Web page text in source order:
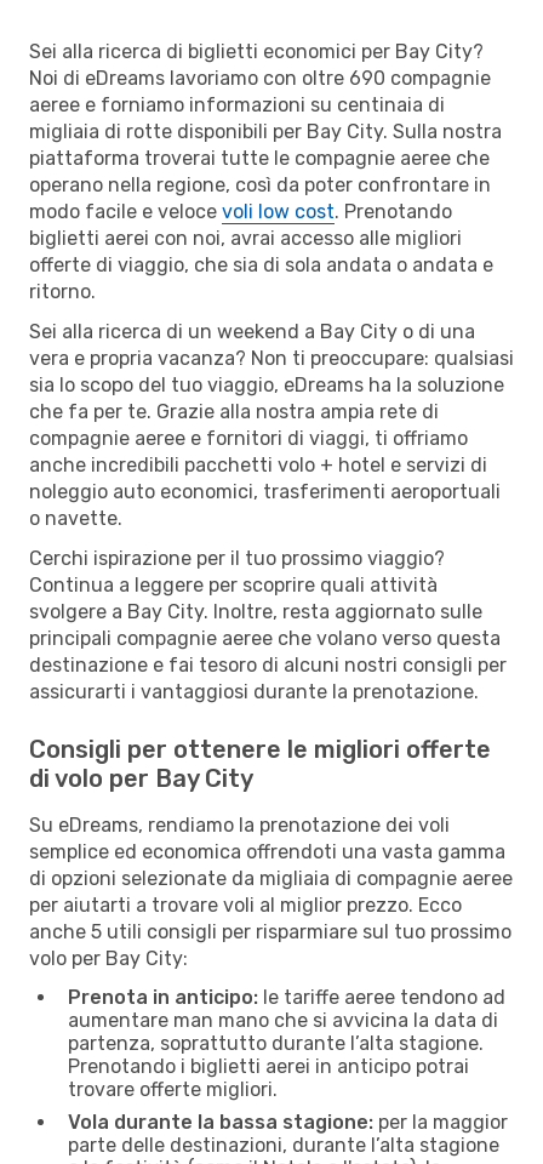
Sei alla ricerca di biglietti economici per Bay City?
Noi di eDreams lavoriamo con oltre 690 compagnie
aeree e forniamo informazioni su centinaia di
migliaia di rotte disponibili per Bay City. Sulla nostra
piattaforma troverai tutte le compagnie aeree che
operano nella regione, così da poter confrontare in
modo facile e veloce voli low cost. Prenotando
biglietti aerei con noi, avrai accesso alle migliori
offerte di viaggio, che sia di sola andata o andata e
ritorno.
Sei alla ricerca di un weekend a Bay City o di una
vera e propria vacanza? Non ti preoccupare: qualsiasi
sia lo scopo del tuo viaggio, eDreams ha la soluzione
che fa per te. Grazie alla nostra ampia rete di
compagnie aeree e fornitori di viaggi, ti offriamo
anche incredibili pacchetti volo + hotel e servizi di
noleggio auto economici, trasferimenti aeroportuali
o navette.
Cerchi ispirazione per il tuo prossimo viaggio?
Continua a leggere per scoprire quali attività
svolgere a Bay City. Inoltre, resta aggiornato sulle
principali compagnie aeree che volano verso questa
destinazione e fai tesoro di alcuni nostri consigli per
assicurarti i vantaggiosi durante la prenotazione.
Consigli per ottenere le migliori offerte
di volo per Bay City
Su eDreams, rendiamo la prenotazione dei voli
semplice ed economica offrendoti una vasta gamma
di opzioni selezionate da migliaia di compagnie aeree
per aiutarti a trovare voli al miglior prezzo. Ecco
anche 5 utili consigli per risparmiare sul tuo prossimo
volo per Bay City:
Prenota in anticipo: le tariffe aeree tendono ad
aumentare man mano che si avvicina la data di
partenza, soprattutto durante l’alta stagione.
Prenotando i biglietti aerei in anticipo potrai
trovare offerte migliori.
Vola durante la bassa stagione: per la maggior
parte delle destinazioni, durante l’alta stagione